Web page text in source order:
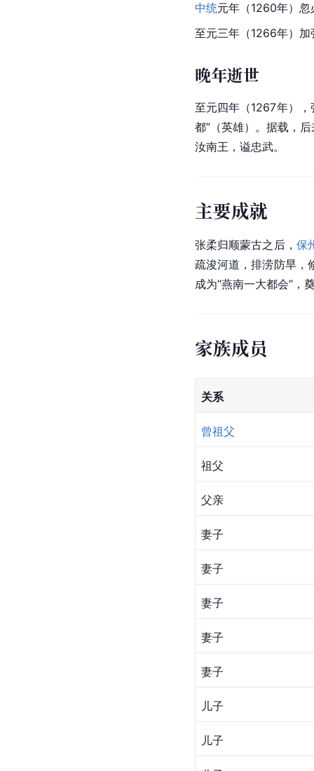
中统元年（1260年）
至元三年（1266年）加
晚年逝世
至元四年（1267年），
都”（英雄）。据载，后
汝南王，谥忠武。
主要成就
张柔归顺蒙古之后， 保
疏浚河道，排涝防旱，
成为“燕南一大都会”，
家族成员
关系
曾祖父
祖父
父亲
妻子
妻子
妻子
妻子
妻子
儿子
儿子